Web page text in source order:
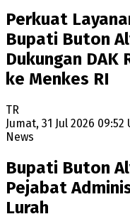
Perkuat
Bupati Buton
Dukungan DAK
ke Menkes RI
TR
Jumat, 31 Jul 2026 09:52
News
Bupati Buton
Pejabat
Lurah